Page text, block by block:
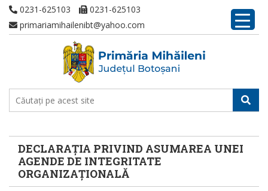
0231-625103
0231-625103
primariamihailenibt@yahoo.com
DECLARAȚIA PRIVIND ASUMAREA UNEI
AGENDE DE INTEGRITATE
ORGANIZAȚIONALĂ